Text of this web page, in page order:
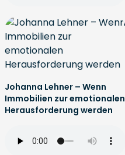
Johanna Lehner – Wenn
Immobilien zur emotionalen
Herausforderung werden